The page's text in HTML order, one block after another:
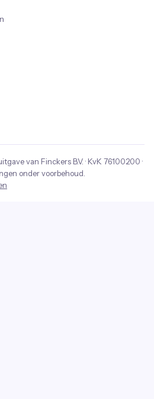
van Finckers B.V. · KvK 76100200 ·
onder voorbehoud.